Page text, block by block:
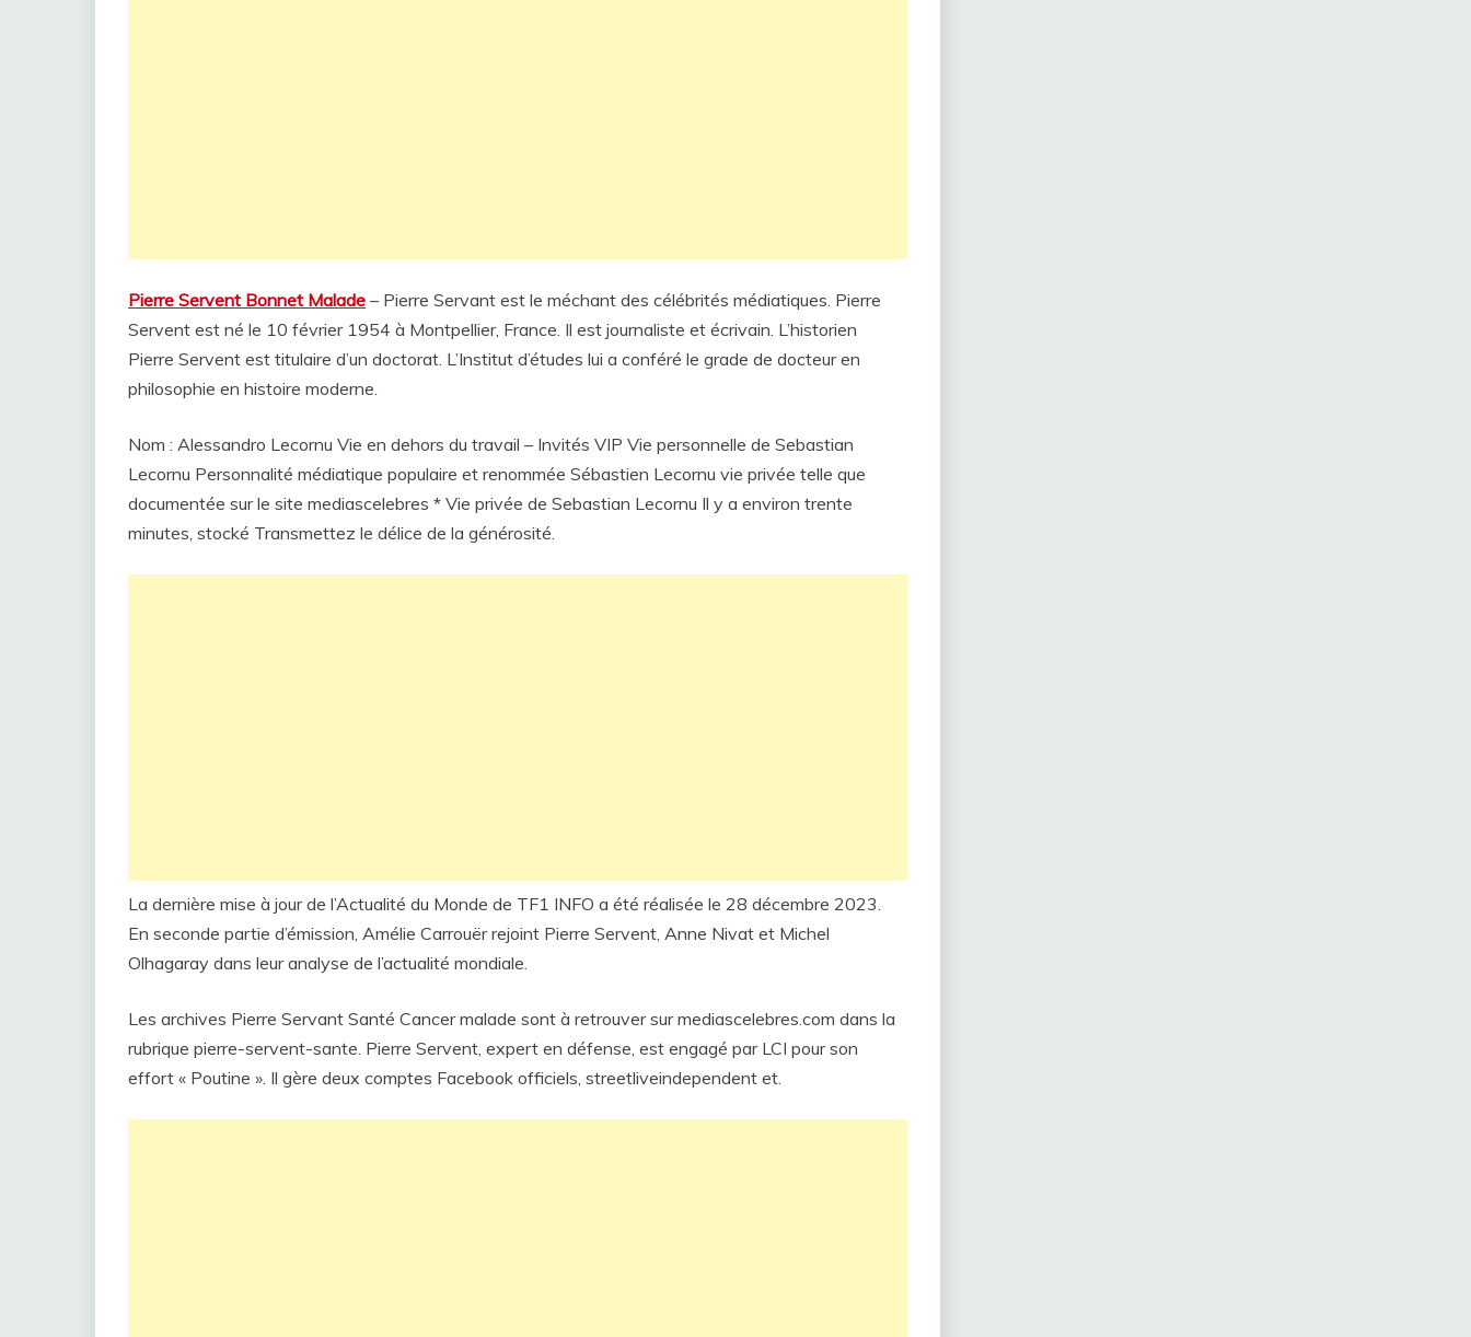
Pierre Servent Bonnet Malade – Pierre Servant est le méchant des célébrités médiatiques. Pierre
Servent est né le 10 février 1954 à Montpellier, France. Il est journaliste et écrivain. L’historien
Pierre Servent est titulaire d’un doctorat. L’Institut d’études lui a conféré le grade de docteur en
philosophie en histoire moderne.
Nom : Alessandro Lecornu Vie en dehors du travail – Invités VIP Vie personnelle de Sebastian
Lecornu Personnalité médiatique populaire et renommée Sébastien Lecornu vie privée telle que
documentée sur le site mediascelebres * Vie privée de Sebastian Lecornu Il y a environ trente
minutes, stocké Transmettez le délice de la générosité.
La dernière mise à jour de l’Actualité du Monde de TF1 INFO a été réalisée le 28 décembre 2023.
En seconde partie d’émission, Amélie Carrouër rejoint Pierre Servent, Anne Nivat et Michel
Olhagaray dans leur analyse de l’actualité mondiale.
Les archives Pierre Servant Santé Cancer malade sont à retrouver sur mediascelebres.com dans la
rubrique pierre-servent-sante. Pierre Servent, expert en défense, est engagé par LCI pour son
effort « Poutine ». Il gère deux comptes Facebook officiels, streetliveindependent et.